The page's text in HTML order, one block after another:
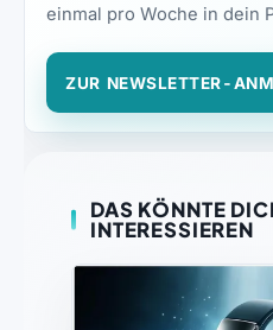
einmal pro Woche in dein
ZUR NEWSLETTER-
DAS KÖNNTE
INTERESSIEREN